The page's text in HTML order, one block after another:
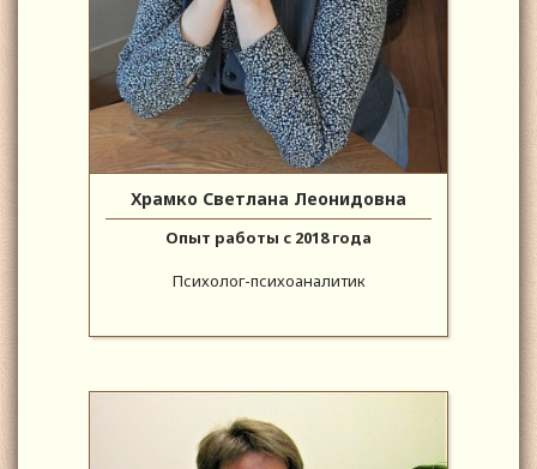
Храмко Светлана Леонидовна
Опыт работы с 2018 года
Психолог-психоаналитик